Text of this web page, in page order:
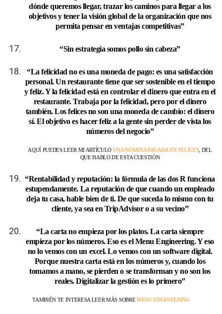
dónde queremos llegar, trazar los caminos para llegar a los
objetivos y tener la visión global de la organización que nos
permita pensar en ventajas competitivas”
“Sin estrategia somos pollo sin cabeza”
“La felicidad no es una moneda de pago: es una satisfacción
personal. Un restaurante tiene que ser sostenible en el tiempo
y feliz. Y la felicidad está en controlar el dinero que entra en el
restaurante. Trabaja por la felicidad, pero por el dinero
también. Los felices no son una moneda de cambio: el dinero
sí. El objetivo es hacer feliz a la gente sin perder de vista los
números del negocio”
AQUÍ PUEDES LEER MI ARTÍCULO UNA NÓMINA PAGADA EN FELICES, DEL
QUE HABLO DE ESTA CUESTIÓN
“Rentabilidad y reputación: la fórmula de las dos R funciona
estupendamente. La reputación de que cuando un empleado
deja tu casa, hable bien de ti. De que suceda lo mismo con tu
cliente, ya sea en TripAdvisor o a su vecino”
“La carta no empieza por los platos. La carta siempre
empieza por los números. Eso es el Menu Engineering. Y eso
no lo vemos con un excel. Lo vemos con un software digital.
Porque nuestra carta está en los números y, cuando los
tomamos a mano, se pierden o se transforman y no son los
reales. Digitalizar la gestión es lo primero”
TAMBIÉN TE INTERESA LEER MÁS SOBREMENU ENGINEERING